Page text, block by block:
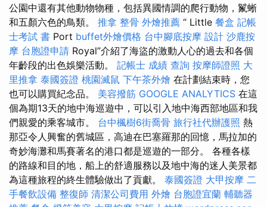
公園中還有其他動物物種，包括異國情調的爬行動物，鬣蜥
和五顏六色的鳥類。 推拿 整骨 外燴推薦 “ Little 餐盒 記帳
士考試 書 Port buffet外燴價格 台中腳底按摩 設計 沙鹿按
摩 台胞證申請 Royal”介紹了海盜的激動人心的過去和各個
年齡段的出色娛樂活動。 記帳士 成績 查詢 按摩師證照 大
里推拿 泰國簽證 桃園滅鼠 下午茶外燴 在計劃結束時，您
也可以購買紀念品。 美容撥筋 GOOGLE ANALYTICS 在這
個為期13天的地中海巡遊中，可以引入地中海西部地區和我
們親愛的乘客城市。 台中楓樹6街喬骨 旅行社代辦護照 熱
那亞令人興奮的舊城區，高迪在巴塞羅那的回憶，馬拉加的
奇妙海灘和馬賽著名的港口都是巡遊的一部分。 各種各樣
的路線和目的地，船上的舒適服務以及地中海的迷人美景都
為這種旅程的終生體驗做出了貢獻。 泰國簽證 大甲按摩 二
手餐飲設備 整復師 清潔公司費用 外燴 台胞證宜蘭 輔聽器